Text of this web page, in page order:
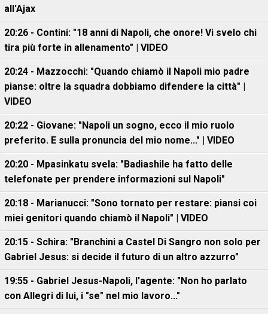
all'Ajax
20:26 - Contini: "18 anni di Napoli, che onore! Vi svelo chi
tira più forte in allenamento" | VIDEO
20:24 - Mazzocchi: "Quando chiamò il Napoli mio padre
pianse: oltre la squadra dobbiamo difendere la città" |
VIDEO
20:22 - Giovane: "Napoli un sogno, ecco il mio ruolo
preferito. E sulla pronuncia del mio nome..." | VIDEO
20:20 - Mpasinkatu svela: "Badiashile ha fatto delle
telefonate per prendere informazioni sul Napoli"
20:18 - Marianucci: "Sono tornato per restare: piansi coi
miei genitori quando chiamò il Napoli" | VIDEO
20:15 - Schira: "Branchini a Castel Di Sangro non solo per
Gabriel Jesus: si decide il futuro di un altro azzurro"
19:55 - Gabriel Jesus-Napoli, l'agente: "Non ho parlato
con Allegri di lui, i "se" nel mio lavoro..."